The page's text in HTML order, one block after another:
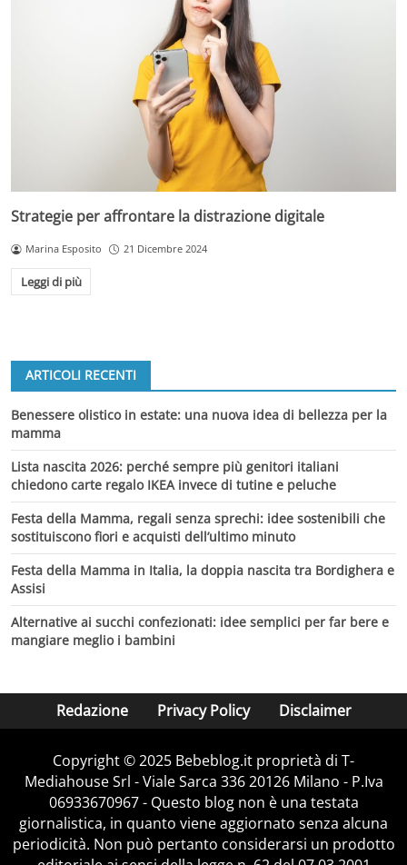
Strategie per affrontare la distrazione digitale
Marina Esposito 21 Dicembre 2024
Leggi di più
ARTICOLI RECENTI
Benessere olistico in estate: una nuova idea di bellezza per la
mamma
Lista nascita 2026: perché sempre più genitori italiani
chiedono carte regalo IKEA invece di tutine e peluche
Festa della Mamma, regali senza sprechi: idee sostenibili che
sostituiscono fiori e acquisti dell’ultimo minuto
Festa della Mamma in Italia, la doppia nascita tra Bordighera e
Assisi
Alternative ai succhi confezionati: idee semplici per far bere e
mangiare meglio i bambini
Redazione Privacy Policy Disclaimer
Copyright © 2025 Bebeblog.it proprietà di T-
Mediahouse Srl - Viale Sarca 336 20126 Milano - P.Iva
06933670967 - Questo blog non è una testata
giornalistica, in quanto viene aggiornato senza alcuna
periodicità. Non può pertanto considerarsi un prodotto